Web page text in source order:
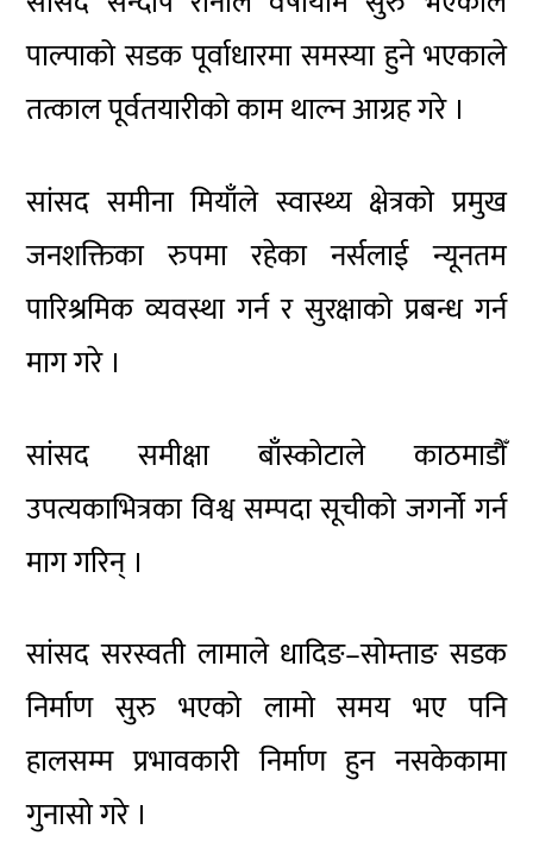
पाल्पाको सडक पूर्वाधारमा समस्या हुने भएकाले
तत्काल पूर्वतयारीको काम थाल्न आग्रह गरे ।
सांसद समीना मियाँले स्वास्थ्य क्षेत्रको प्रमुख
जनशक्तिका रुपमा रहेका नर्सलाई न्यूनतम
पारिश्रमिक व्यवस्था गर्न र सुरक्षाको प्रबन्ध गर्न
माग गरे ।
सांसद समीक्षा बाँस्कोटाले काठमाडौँ
उपत्यकाभित्रका विश्व सम्पदा सूचीको जगर्नो गर्न
माग गरिन् ।
सांसद सरस्वती लामाले धादिङ–सोम्ताङ सडक
निर्माण सुरु भएको लामो समय भए पनि
हालसम्म प्रभावकारी निर्माण हुन नसकेकामा
गुनासो गरे ।